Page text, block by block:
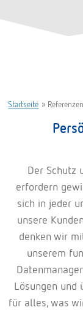
Startseite » Referenzen
Der Schutz
erfordern
sich in jeder
unsere
denken wir
unserem
Lösungen und
für alles, was